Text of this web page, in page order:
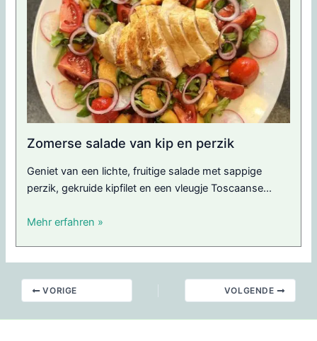
Zomerse salade van kip en perzik
Geniet van een lichte, fruitige salade met sappige
perzik, gekruide kipfilet en een vleugje Toscaanse...
Mehr erfahren »
VORIGE VOLGENDE